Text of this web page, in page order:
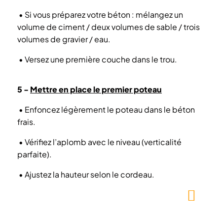
• Si vous préparez votre béton : mélangez un
volume de ciment / deux volumes de sable / trois
volumes de gravier / eau.
• Versez une première couche dans le trou.
5 - Mettre en place le premier poteau
• Enfoncez légèrement le poteau dans le béton
frais.
• Vérifiez l’aplomb avec le niveau (verticalité
parfaite).
• Ajustez la hauteur selon le cordeau.